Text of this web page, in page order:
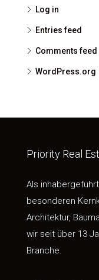
Log in
Entries feed
Comments feed
WordPress.org
Priority Real
Als
besonderen
Architektur,
wir seit über 13
Branche.